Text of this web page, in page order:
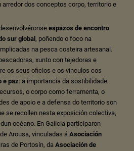
arredor dos conceptos corpo, territorio e
espazos de encontro
sur global , poñendo o foco na
na pesca costeira artesanal.
xunto con tejedoras e
os seus oficios e os vínculos cos
e paz: a importancia da sostibilidade
o corpo como ferramenta, o
de apoio e a defensa do territorio son
se recollen nesta exposición colectiva,
océano. En Galicia participaron
Arousa, vinculadas á Asociación
de Portosín, daAsociación de